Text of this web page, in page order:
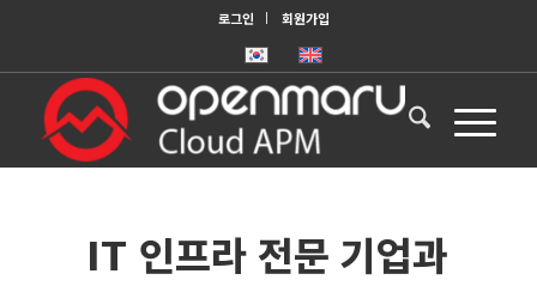
로그인 회원가입
IT 인프라 전문 기업과